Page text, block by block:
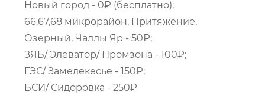
Новый город - 0₽ (бесплатно);
66,67,68 микрорайон, Притяжение,
Озерный, Чаллы Яр - 50₽;
ЗЯБ/ Элеватор/ Промзона - 100₽;
ГЭС/ Замелекесье - 150₽;
БСИ/ Сидоровка - 250₽